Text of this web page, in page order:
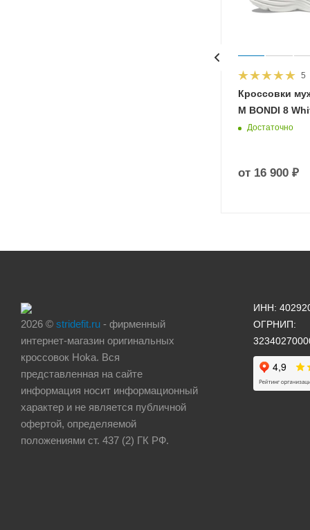
5
Кроссовки
M BONDI 8
Достаточно
от 16 900 ₽
2026 © stridefit.ru - фирменный
интернет-магазин оригинальных
кроссовок Hoka. Вся
представленная на сайте
информация носит информационный
характер и не является публичной
офертой, определяемой
положениями ст. 437 (2) ГК РФ.
ИНН:
ОГРНИП: